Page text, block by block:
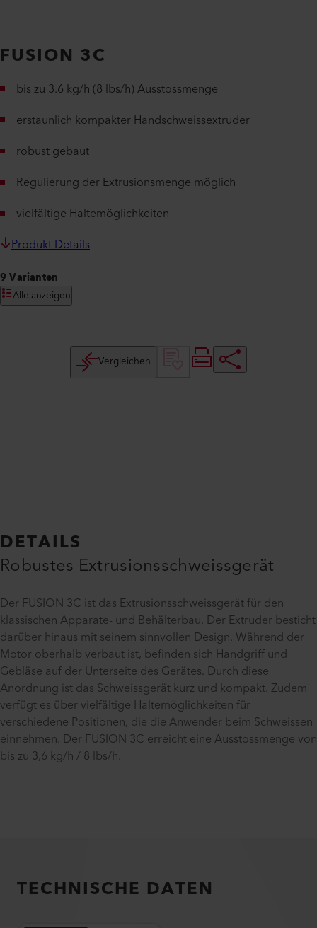
FUSION 3C
bis zu 3.6 kg/h (8 lbs/h) Ausstossmenge
erstaunlich kompakter Handschweissextruder
robust gebaut
Regulierung der Extrusionsmenge möglich
vielfältige Haltemöglichkeiten
Produkt Details
9 Varianten
Alle anzeigen
Vergleichen
DETAILS
Robustes Extrusionsschweissgerät
Der FUSION 3C ist das Extrusionsschweissgerät für den
klassischen Apparate- und Behälterbau. Der Extruder besticht
darüber hinaus mit seinem sinnvollen Design. Während der
Motor oberhalb verbaut ist, befinden sich Handgriff und
Gebläse auf der Unterseite des Gerätes. Durch diese
Anordnung ist das Schweissgerät kurz und kompakt. Zudem
verfügt es über vielfältige Haltemöglichkeiten für
verschiedene Positionen, die die Anwender beim Schweissen
einnehmen. Der FUSION 3C erreicht eine Ausstossmenge von
bis zu 3,6 kg/h / 8 lbs/h.
TECHNISCHE DATEN